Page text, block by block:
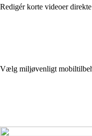
Redigér korte videoer
Vælg miljøvenligt